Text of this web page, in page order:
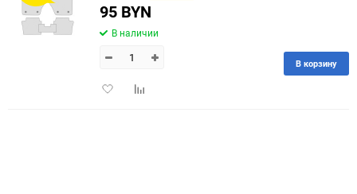
150
95 BYN
В наличии
ДобавитьДобавить
В корзину